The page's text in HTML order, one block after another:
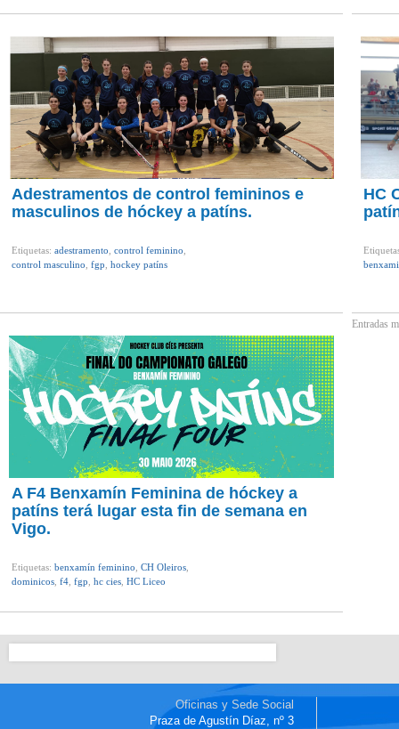
Adestramentos de control femininos e
masculinos de hóckey a patíns.
Etiquetas: adestramento control feminino
control masculino fgp hockey patíns
HC
A F4 Benxamín Feminina de hóckey a
patíns terá lugar esta fin de semana en
Vigo.
Etiquetas: benxamín feminino CH Oleiros
dominicos f4 fgp hc cies HC Liceo
Entradas
Oficinas y Sede Social
Praza de Agustín Díaz, nº 3